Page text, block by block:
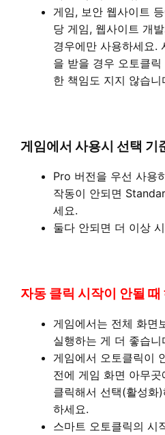
게임, 보안 웹사이트
당 게임, 웹사이트 개
경우에만 사용하세요.
을 받을 경우 오토클
한 책임도 지지 않습니
게임에서 사용시 선택 기
Pro 버전을 우선 사용
작동이 안되면
세요.
둘다 안되면 더 이상
자동 클릭 시작이 안될 때
게임에서는 전체 화면
실행하는 게 더 좋습니
게임에서 오토클릭이
전에 게임 화면 아무
클릭해서 선택(활성화
하세요.
스마트 오토클릭의 시